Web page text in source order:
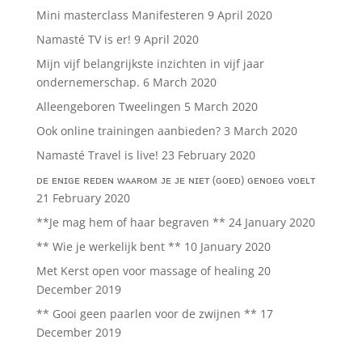
Mini masterclass Manifesteren 9 April 2020
Namasté TV is er! 9 April 2020
Mijn vijf belangrijkste inzichten in vijf jaar
ondernemerschap. 6 March 2020
Alleengeboren Tweelingen 5 March 2020
Ook online trainingen aanbieden? 3 March 2020
Namasté Travel is live! 23 February 2020
ᴅᴇ ᴇɴɪɢᴇ ʀᴇᴅᴇɴ ᴡᴀᴀʀᴏᴍ ᴊᴇ ᴊᴇ ɴɪᴇᴛ (ɢᴏᴇᴅ) ɢᴇɴᴏᴇɢ ᴠᴏᴇʟᴛ
21 February 2020
**Je mag hem of haar begraven ** 24 January 2020
** Wie je werkelijk bent ** 10 January 2020
Met Kerst open voor massage of healing 20
December 2019
** Gooi geen paarlen voor de zwijnen ** 17
December 2019